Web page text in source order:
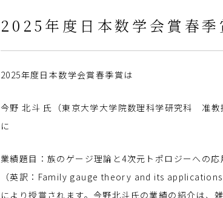
2025年度日本数学会賞春季
2025年度日本数学会賞春季賞は
今野 北斗 氏（東京大学大学院数理科学研究科 准教
に
業績題目：族のゲージ理論と4次元トポロジーへの応
（英訳：Family gauge theory and its
により授賞されます。今野北斗氏の業績の紹介は、